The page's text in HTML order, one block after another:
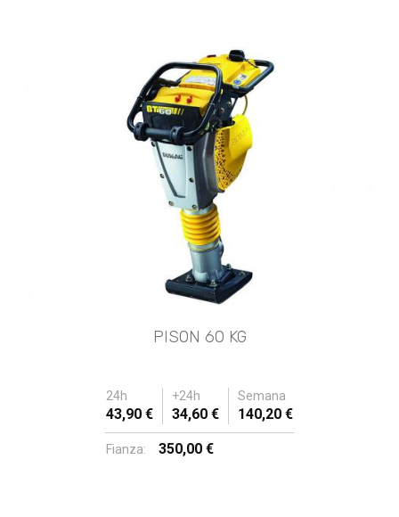
PISON 60 KG
24h +24h Semana
43,90 € 34,60 € 140,20 €
Fianza: 350,00 €